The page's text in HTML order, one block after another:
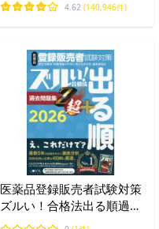
4.62 (140,946件)
医薬品登録販売者試験対策
ズルい！合格法出る順過去
問題集Ｚ超＋ ２０２６